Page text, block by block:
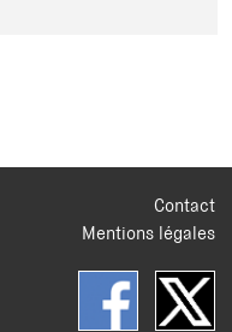
Contact
Mentions légales